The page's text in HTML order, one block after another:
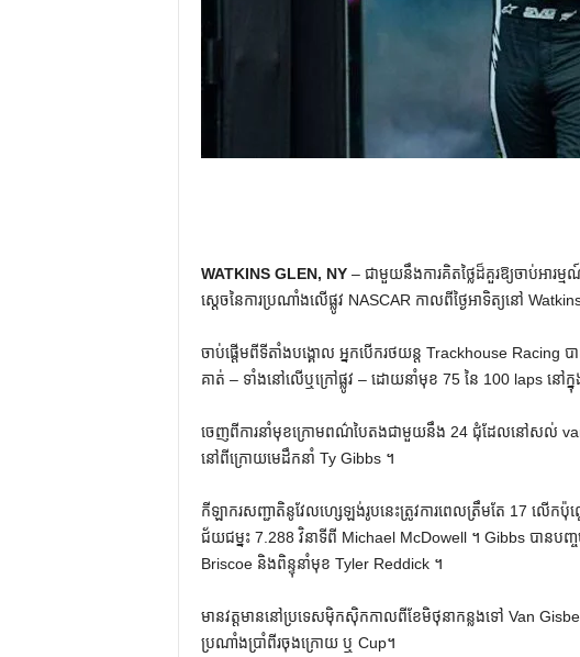
WATKINS GLEN, NY– ជាមួយនឹងការគិតថ្លៃដ៏គួរឱ្យចាប់អារ
ស្តេចនៃការប្រណាំងលើផ្លូវ NASCAR កាលពីថ្ងៃអាទិត្យនៅ
ចាប់ផ្តើមពីទីតាំងបង្គោល អ្នកបើករថយន្ត Trackhouse Racing
គាត់ – ទាំងនៅលើឬក្រៅផ្លូវ – ដោយនាំមុខ 75 នៃ 100 laps នៅ
ចេញពីការនាំមុខក្រោមពណ៌បៃតងជាមួយនឹង 24 ជុំដែលនៅសល់
នៅពីក្រោយមេដឹកនាំ Ty Gibbs ។
កីឡាករសញ្ជាតិនូវែលហ្សេឡង់រូបនេះត្រូវការពេលត្រឹមតែ 17 លើក
ជ័យជម្នះ 7.288 វិនាទីពី Michael McDowell ។ Gibbs បានប
Briscoe និងពិន្ទុនាំមុខ Tyler Reddick ។
មានវត្តមាននៅប្រទេសម៉ិកស៊ិកកាលពីខែមិថុនាកន្លងទៅ Van
ប្រណាំងប្រាំពីរចុងក្រោយ ឬ Cup។